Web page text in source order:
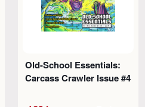
Old-School Essentials:
Carcass Crawler Issue #4